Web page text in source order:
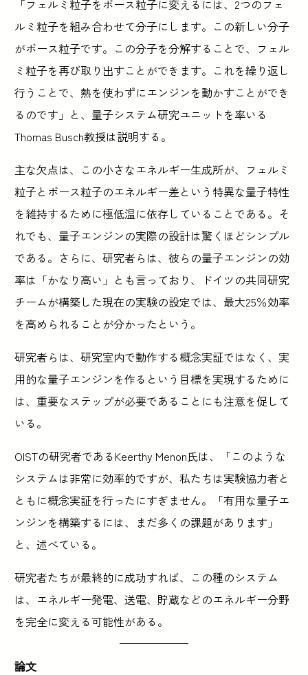
「フェルミ粒子をボース粒子に変えるには、2つのフェ
ルミ粒子を組み合わせて分子にします。この新しい分子
がボース粒子です。この分子を分解することで、フェル
ミ粒子を再び取り出すことができます。これを繰り返し
行うことで、熱を使わずにエンジンを動かすことができ
るのです」と、量子システム研究ユニットを率いる
Thomas Busch教授は説明する。
主な欠点は、この小さなエネルギー生成所が、フェルミ
粒子とボース粒子のエネルギー差という特異な量子特性
を維持するために極低温に依存していることである。そ
れでも、量子エンジンの実際の設計は驚くほどシンプル
である。さらに、研究者らは、彼らの量子エンジンの効
率は「かなり高い」とも言っており、ドイツの共同研究
チームが構築した現在の実験の設定では、最大25％効率
を高められることが分かったという。
研究者らは、研究室内で動作する概念実証ではなく、実
用的な量子エンジンを作るという目標を実現するために
は、重要なステップが必要であることにも注意を促して
いる。
OISTの研究者であるKeerthy Menon氏は、「このような
システムは非常に効率的ですが、私たちは実験協力者と
ともに概念実証を行ったにすぎません。「有用な量子エ
ンジンを構築するには、まだ多くの課題があります」
と、述べている。
研究者たちが最終的に成功すれば、この種のシステム
は、エネルギー発電、送電、貯蔵などのエネルギー分野
を完全に変える可能性がある。
論文